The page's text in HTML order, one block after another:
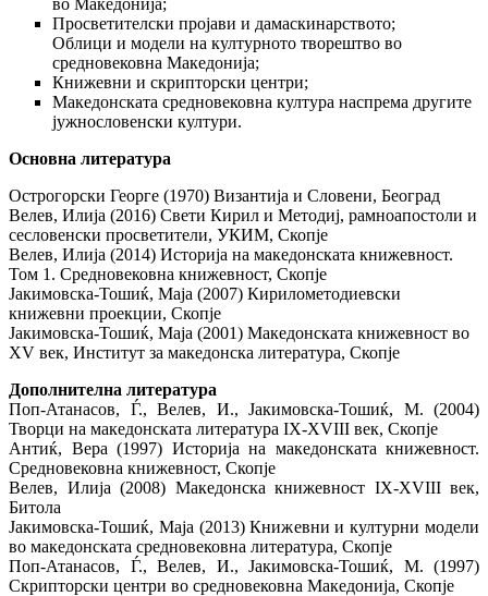
Просветителски пројави и дамаскинарството;
Облици и модели на културното творештво во
средновековна Македонија;
Книжевни и скрипторски центри;
Македонската средновековна култура наспрема другите
јужнословенски култури.
Основна литература
Острогорски Георге (1970) Византија и Словени, Београд
Велев, Илија (2016) Свети Кирил и Методиј, рамноапостоли и
сесловенски просветители, УКИМ, Скопје
Велев, Илија (2014) Историја на македонската книжевност.
Том 1. Средновековна книжевност, Скопје
Јакимовска-Тошиќ, Маја (2007) Кирилометодиевски
книжевни проекции, Скопје
Јакимовска-Тошиќ, Маја (2001) Македонската книжевност во
XV век, Институт за македонска литература, Скопје
Дополнителна литература
Поп-Атанасов, Ѓ., Велев, И., Јакимовска-Тошиќ, М. (2004)
Творци на македонската литература IX-XVIII век, Скопје
Антиќ, Вера (1997) Историја на македонската книжевност.
Средновековна книжевност, Скопје
Велев, Илија (2008) Македонска книжевност IX-XVIII век,
Битола
Јакимовска-Тошиќ, Маја (2013) Книжевни и културни модели
во македонската средновековна литература, Скопје
Поп-Атанасов, Ѓ., Велев, И., Јакимовска-Тошиќ, М. (1997)
Скрипторски центри во средновековна Македонија, Скопје